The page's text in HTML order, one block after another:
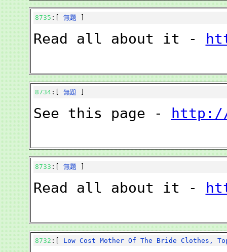
8735 :[ 無題
Read all about it -
8734:[ 無題
See this page - http://
8733 :[ 無題
Read all about it -
8732 :[ Low Cost Mother Of The Bride Clothes,